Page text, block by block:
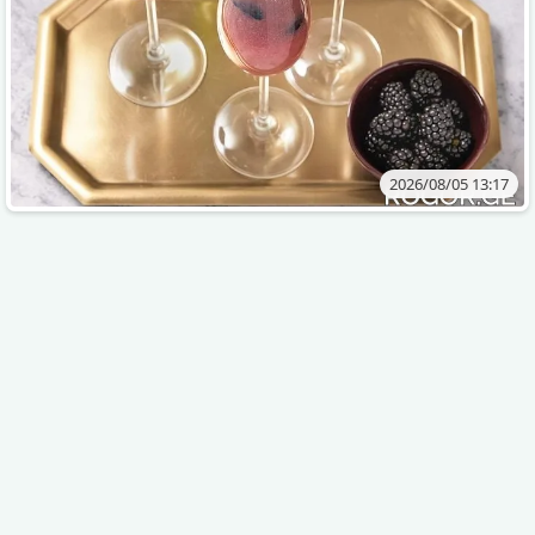
2026/08/05 13:17